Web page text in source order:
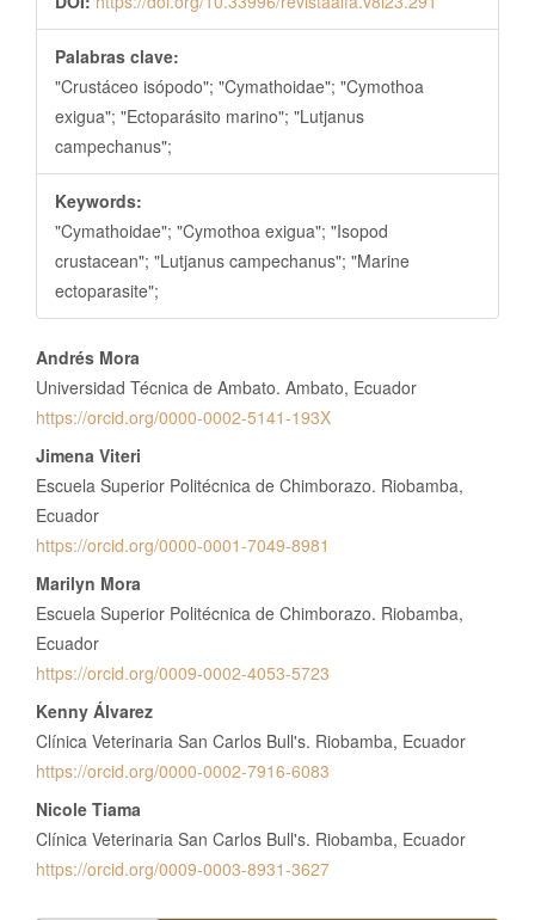
Palabras clave:
"Crustáceo isópodo"; "Cymathoidae"; "Cymothoa
exigua"; "Ectoparásito marino"; "Lutjanus
campechanus";
Keywords:
"Cymathoidae"; "Cymothoa exigua"; "Isopod
crustacean"; "Lutjanus campechanus"; "Marine
ectoparasite";
Contenido
principal
del
artículo
Andrés Mora
Universidad Técnica de Ambato. Ambato, Ecuador
https://orcid.org/0000-0002-5141-193X
Jimena Viteri
Escuela Superior Politécnica de Chimborazo. Riobamba,
Ecuador
https://orcid.org/0000-0001-7049-8981
Marilyn Mora
Escuela Superior Politécnica de Chimborazo. Riobamba,
Ecuador
https://orcid.org/0009-0002-4053-5723
Kenny Álvarez
Clínica Veterinaria San Carlos Bull's. Riobamba, Ecuador
https://orcid.org/0000-0002-7916-6083
Nicole Tiama
Clínica Veterinaria San Carlos Bull's. Riobamba, Ecuador
https://orcid.org/0009-0003-8931-3627